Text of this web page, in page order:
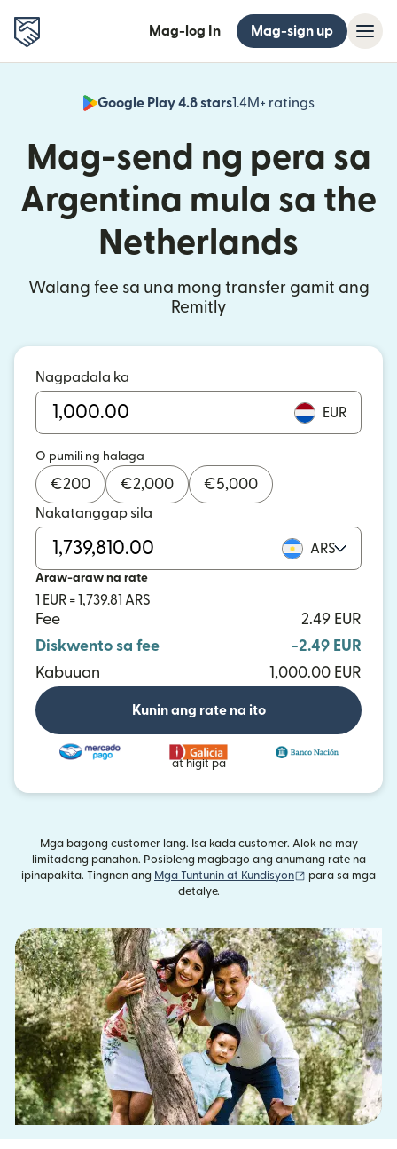
Mag-log In Mag-sign up
Google Play 4.8 stars1.4M+ ratings
(bubukas
Mag-send ng pera sa
Argentina mula sa the
Netherlands
Walang fee sa una mong transfer gamit ang
Remitly
Nagpadala ka
EUR
O pumili ng halaga
€200 €2,000 €5,000
Nakatanggap sila
ARS
Araw-araw na rate
1 EUR = 1,739.81 ARS
Fee
2.49 EUR
Diskwento sa fee
-2.49 EUR
Kabuuan
1,000.00 EUR
Kunin ang rate na ito
at higit pa
Mga bagong customer lang. Isa kada customer. Alok na may
limitadong panahon. Posibleng magbago ang anumang rate na
ipinapakita. Tingnan ang Mga Tuntunin at Kundisyon (bubukas sa
para sa mga
detalye.